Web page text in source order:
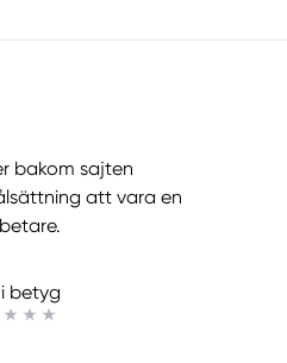
bakom sajten
att vara en
i betyg